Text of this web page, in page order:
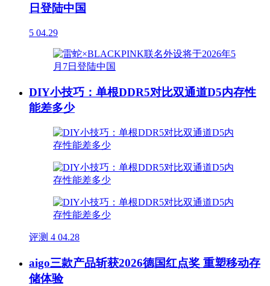
日登陆中国
5 04.29
DIY小技巧：单根DDR5对比双通道D5内存性
能差多少
评测 4 04.28
aigo三款产品斩获2026德国红点奖 重塑移动存
储体验